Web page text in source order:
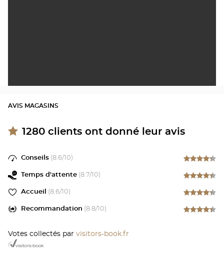
AVIS MAGASINS
1280 clients ont donné leur avis
Conseils (8.6/10)
Temps d'attente (8.7/10)
Accueil (8.6/10)
Recommandation (8.8/10)
Votes collectés par visitors-book.fr